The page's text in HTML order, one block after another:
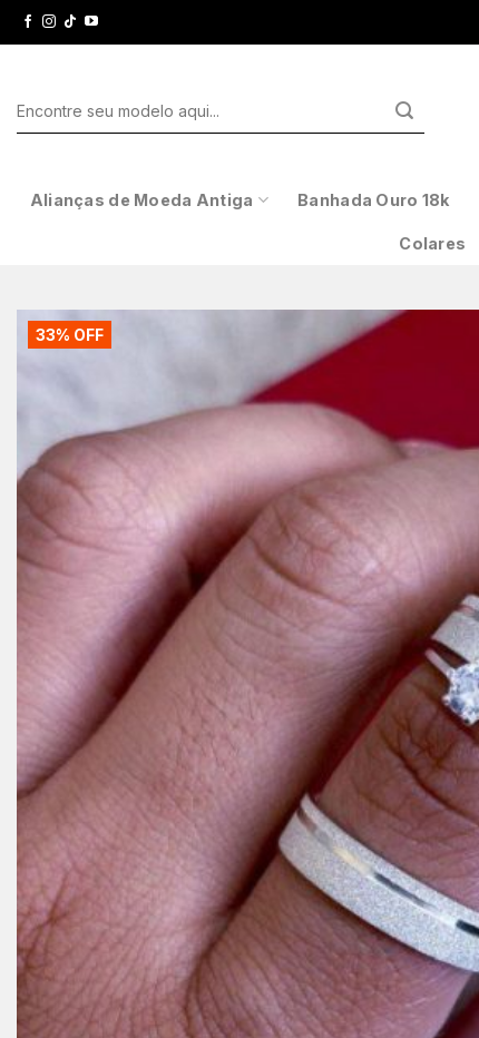
Skip
to
por:
Alianças de Moeda Antiga Banhada Ouro 18k
Colares
33% OFF